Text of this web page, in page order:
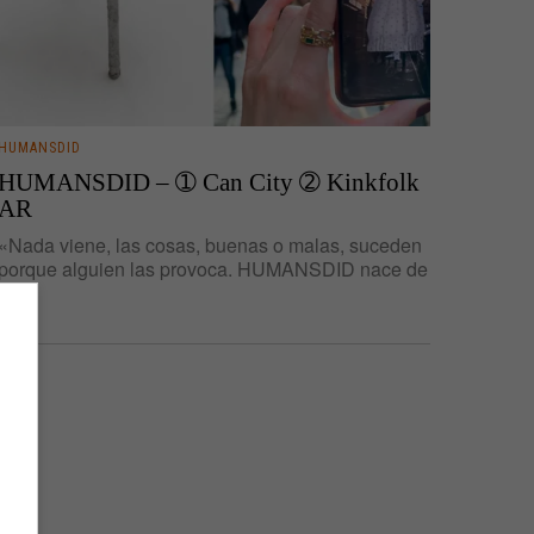
HUMANSDID
HUMANSDID – ➀ Can City ➁ Kinkfolk
AR
«Nada viene, las cosas, buenas o malas, suceden
porque alguien las provoca. HUMANSDID nace de